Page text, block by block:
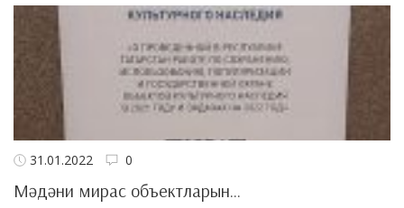
31.01.2022 0
Мәдәни мирас объектларын...